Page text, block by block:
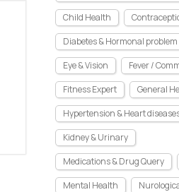
Child Health
Diabetes & Hormonal problem
Eye & Vision
Fever /
Fitness Expert
General
Hypertension & Heart
Kidney & Urinary
Medications & Drug Query
Mental Health